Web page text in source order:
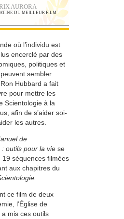
AURORA
DU MEILLEUR FILM
où l’individu est
encerclé par des
politiques et
sembler
Hubbard a fait
pour mettre les
Scientologie à la
afin de s’aider soi-
les autres.
de
: outils pour la vie se
19 séquences filmées
aux chapitres du
ce film de deux
l’Église de
mis ces outils